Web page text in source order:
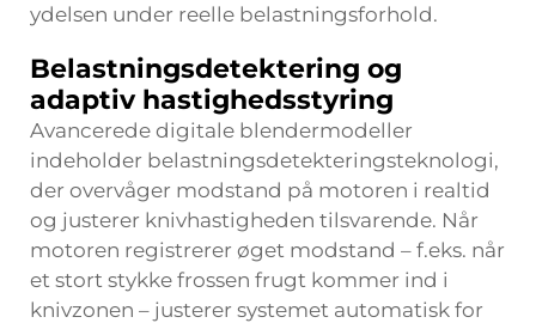
ydelsen under reelle belastningsforhold.
Belastningsdetektering og
adaptiv hastighedsstyring
Avancerede digitale blendermodeller
indeholder belastningsdetekteringsteknologi,
der overvåger modstand på motoren i realtid
og justerer knivhastigheden tilsvarende. Når
motoren registrerer øget modstand – f.eks. når
et stort stykke frossen frugt kommer ind i
knivzonen – justerer systemet automatisk for